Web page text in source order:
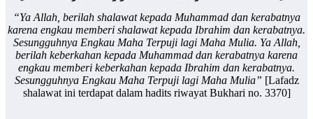
“Ya Allah, berilah shalawat kepada Muhammad dan kerabatnya
karena engkau memberi shalawat kepada Ibrahim dan kerabatnya.
Sesungguhnya Engkau Maha Terpuji lagi Maha Mulia. Ya Allah,
berilah keberkahan kepada Muhammad dan kerabatnya karena
engkau memberi keberkahan kepada Ibrahim dan kerabatnya.
Sesungguhnya Engkau Maha Terpuji lagi Maha Mulia” [Lafadz
shalawat ini terdapat dalam hadits riwayat Bukhari no. 3370]